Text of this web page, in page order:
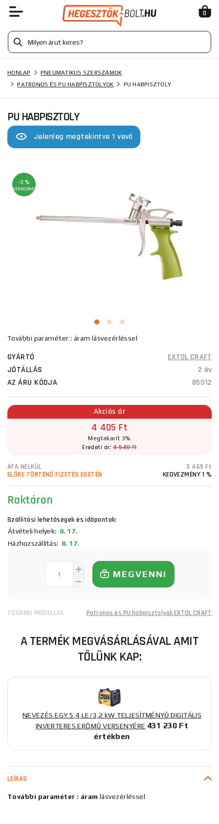
0
HONLAP
PNEUMATIKUS SZERSZÁMOK
PATRONOS ÉS PU HABPISZTOLYOK
PU HABPISZTOLY
PU HABPISZTOLY
Jelenleg megtekintve 1 vevő
-3 %
KEDVEZMÉNY
További paraméter : áram lásvezérléssel
GYÁRTÓ
EXTOL CRAFT
JÓTÁLLÁS
2 év
AZ ÁRU KÓDJA
85012
Akciós ár
4 405 Ft
Megtakarít 3%
Eredeti ár:4 540 Ft
ÁFA NÉLKÜL
3 469 Ft
ELŐRE TÖRTÉNŐ FIZETÉS ESETÉN
KEDVEZMÉNY 1 %
Raktáron
Szállítási lehetőségek és időpontok:
Átvételi helyek: 8. 17.
Házhozszállítás: 8. 17.
MEGVENNI
TOVÁBBI MODELLEK Patronos és PU habpisztolyok EXTOL CRAFT
A TERMÉK MEGVÁSÁRLÁSÁVAL AMIT
TŐLÜNK KAP:
NEVEZÉS EGY 5,4 LE/3,2 kW TELJESÍTMÉNYŰ DIGITÁLIS
INVERTERES ERŐMŰ VERSENYÉRE 431 230 Ft
értékben
LEÍRÁS
További paraméter : áram lásvezérléssel